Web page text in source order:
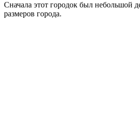
Сначала этот городок был небольшой
размеров города.